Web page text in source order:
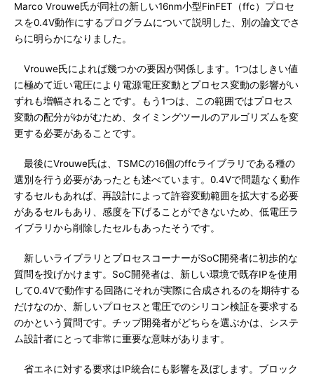
Marco Vrouwe氏が同社の新しい16nm小型FinFET（ffc）プロセ
スを0.4V動作にするプログラムについて説明した、別の論文でさ
らに明らかになりました。
Vrouwe氏によれば幾つかの要因が関係します。1つはしきい値
に極めて近い電圧により電源電圧変動とプロセス変動の影響がい
ずれも増幅されることです。もう1つは、この範囲ではプロセス
変動の配分がゆがむため、タイミングツールのアルゴリズムを変
更する必要があることです。
最後にVrouwe氏は、TSMCの16個のffcライブラリである種の
選別を行う必要があったとも述べています。0.4Vで問題なく動作
するセルもあれば、再設計によって許容変動範囲を拡大する必要
があるセルもあり、感度を下げることができないため、低電圧ラ
イブラリから削除したセルもあったそうです。
新しいライブラリとプロセスコーナーがSoC開発者に初歩的な
質問を投げかけます。SoC開発者は、新しい環境で既存IPを使用
して0.4Vで動作する回路にそれが実際に合成されるのを期待する
だけなのか、新しいプロセスと電圧でのシリコン検証を要求する
のかという質問です。チップ開発者がどちらを選ぶかは、システ
ム設計者にとって非常に重要な意味があります。
省エネに対する要求はIP統合にも影響を及ぼします。ブロック